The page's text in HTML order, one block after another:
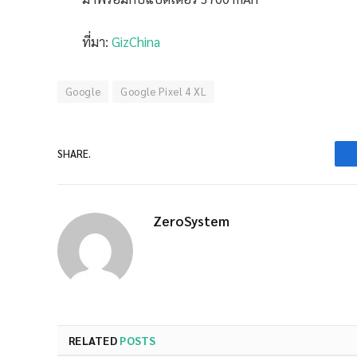
ที่มา: GizChina
Google Google Pixel 4 XL
SHARE.
ZeroSystem
RELATED POSTS